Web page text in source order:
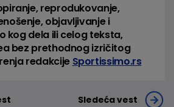
reprodukovanje,
objavljivanje i
kog dela ili celog teksta,
bez prethodnog izričitog
redakcije Sportissimo.rs
Sledeća vest